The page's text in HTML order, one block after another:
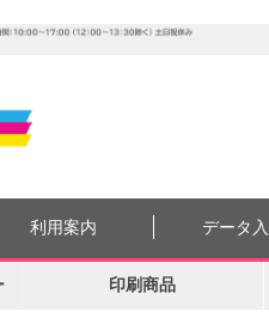
利用案内 データ
印刷商品